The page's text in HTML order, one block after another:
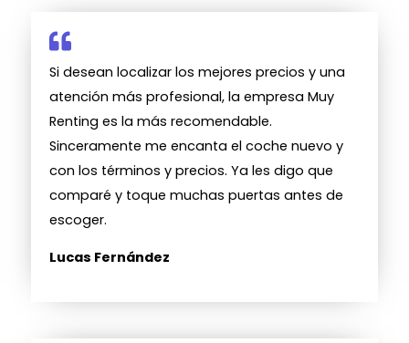
Si desean localizar los mejores precios y una
atención más profesional, la empresa Muy
Renting es la más recomendable.
Sinceramente me encanta el coche nuevo y
con los términos y precios. Ya les digo que
comparé y toque muchas puertas antes de
escoger.
Lucas Fernández